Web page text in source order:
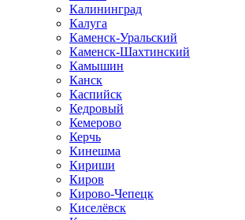
Калининград
Калуга
Каменск-Уральский
Каменск-Шахтинский
Камышин
Канск
Каспийск
Кедровый
Кемерово
Керчь
Кинешма
Кириши
Киров
Кирово-Чепецк
Киселёвск